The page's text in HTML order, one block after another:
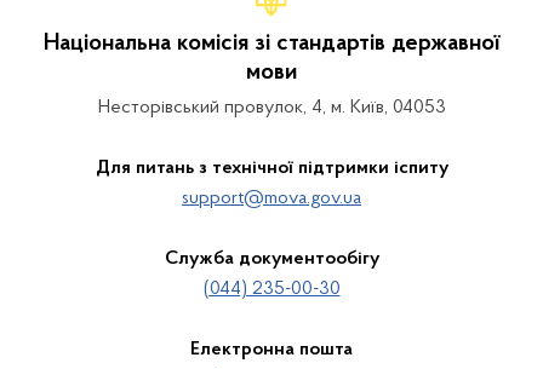
Національна комісія зі стандартів державної
мови
Несторівський провулок, 4, м. Київ, 04053
Для питань з технічної підтримки іспиту
support@mova.gov.ua
Служба документообігу
(044) 235-00-30
Електронна пошта